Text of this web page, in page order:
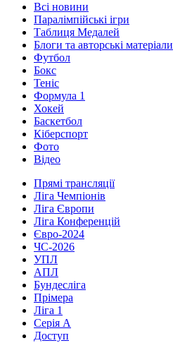
Всі новини
Паралімпійські ігри
Таблиця Медалей
Блоги та авторські матеріали
Футбол
Бокс
Теніс
Формула 1
Хокей
Баскетбол
Кіберспорт
Фото
Відео
Прямі трансляції
Ліга Чемпіонів
Ліга Європи
Ліга Конференцій
Євро-2024
ЧС-2026
УПЛ
АПЛ
Бундесліга
Прімера
Ліга 1
Серія А
Доступ